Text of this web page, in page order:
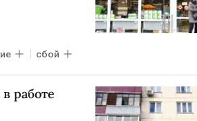
сбой
работе